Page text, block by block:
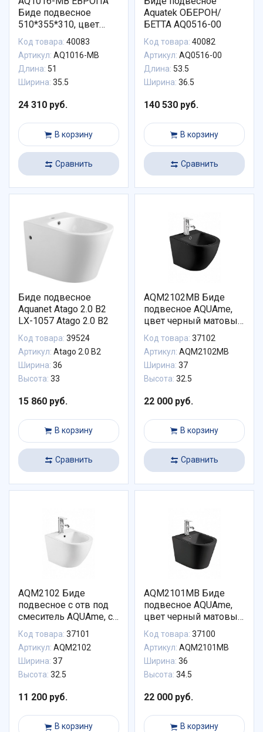
Биде подвесное
510*355*310, цвет
черный матовый
Код товара: 40083
Артикул: AQ1016-MB
Длина: 51
Ширина: 35.5
24 310 руб.
В корзину
Сравнить
Aquatek ОБЕРОН/
БЕТТА AQ0516-00
Код товара: 40082
Артикул: AQ0516-00
Длина: 53.5
Ширина: 36.5
140 530 руб.
В корзину
Сравнить
Биде подвесное
Aquanet Atago 2.0 B2
LX-1057 Atago 2.0 B2
Код товара: 39524
Артикул: Atago 2.0 B2
Ширина: 36
Высота: 33
15 860 руб.
В корзину
Сравнить
AQM2102MB Биде
подвесное AQUAme,
цвет черный матовый,
с отв под смеситель, с
переливом
495x370x325мм
Код товара: 37102
Артикул: AQM2102MB
Ширина: 37
Высота: 32.5
22 000 руб.
В корзину
Сравнить
AQM2102 Биде
подвесное с отв под
смеситель AQUAme, с
переливом
495x370x325мм
Код товара: 37101
Артикул: AQM2102
Ширина: 37
Высота: 32.5
11 200 руб.
В корзину
AQM2101MB Биде
подвесное AQUAme,
цвет черный матовый,
с отв под смеситель, с
переливом
515x360x345мм
Код товара: 37100
Артикул: AQM2101MB
Ширина: 36
Высота: 34.5
22 000 руб.
В корзину